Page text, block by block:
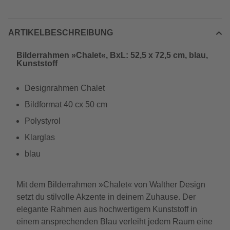
ARTIKELBESCHREIBUNG
Bilderrahmen »Chalet«, BxL: 52,5 x 72,5 cm, blau,
Kunststoff
Designrahmen Chalet
Bildformat 40 cx 50 cm
Polystyrol
Klarglas
blau
Mit dem Bilderrahmen »Chalet« von Walther Design
setzt du stilvolle Akzente in deinem Zuhause. Der
elegante Rahmen aus hochwertigem Kunststoff in
einem ansprechenden Blau verleiht jedem Raum eine